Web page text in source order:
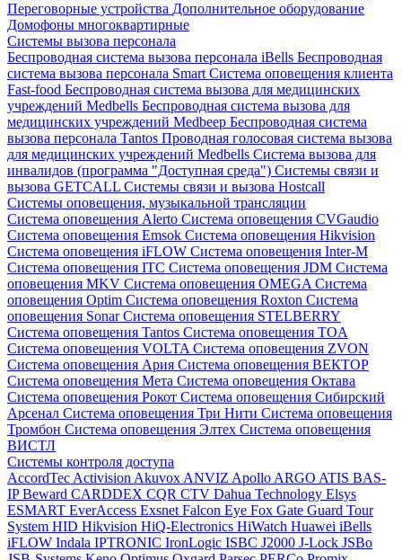
Переговорные устройства Дополнительное оборудование
Домофоны многоквартирные
Системы вызова персонала
Беспроводная система вызова персонала iBells Беспроводная
система вызова персонала Smart Система оповещения клиента
Fast-food Беспроводная система вызова для медицинских
учреждений Medbells Беспроводная система вызова для
медицинских учреждений Medbeep Беспроводная система
вызова персонала Tantos Проводная голосовая система вызова
для медицинских учреждений Medbells Система вызова для
инвалидов (программа "Доступная среда") Системы связи и
вызова GETCALL Системы связи и вызова Hostcall
Системы оповещения, музыкальной трансляции
Система оповещения Alerto Система оповещения CVGaudio
Система оповещения Emsok Система оповещения Hikvision
Система оповещения iFLOW Система оповещения Inter-M
Система оповещения ITC Система оповещения JDM Система
оповещения MKV Система оповещения OMEGA Система
оповещения Optim Система оповещения Roxton Система
оповещения SonarСистема оповещения STELBERRY
Система оповещения Tantos Система оповещения TOA
Система оповещения VOLTA Система оповещения ZVON
Система оповещения Ария Система оповещения ВЕКТОР
Система оповещения Мета Система оповещения Октава
Система оповещения Рокот Система оповещения Сибирский
Арсенал Система оповещения Три Нити Система оповещения
Тромбон Система оповещения Элтех Система оповещения
ВИСТЛ
Системы контроля доступа
AccordTec Activision Akuvox ANVIZ Apollo ARGO ATIS BAS-
IPBeward CARDDEX CQR CTV Dahua Technology Elsys
ESMART EverAccess Exsnet Falcon Eye Fox Gate Guard Tour
System HID Hikvision HiQ-Electronics HiWatch Huawei iBells
iFLOW Indala IPTRONIC IronLogic ISBC J2000 J-Lock JSBo